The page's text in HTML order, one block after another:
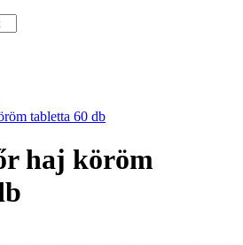
tabletta 60 db
haj köröm